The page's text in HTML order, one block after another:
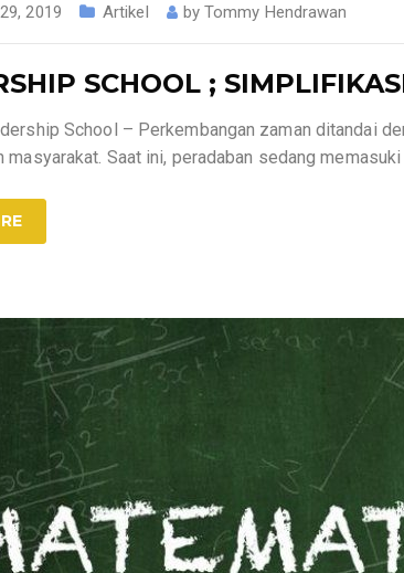
2019 Artikel byTommy Hendrawan
SCHOOL ;
School – Perkembangan zaman ditandai
masyarakat. Saat ini, peradaban sedang